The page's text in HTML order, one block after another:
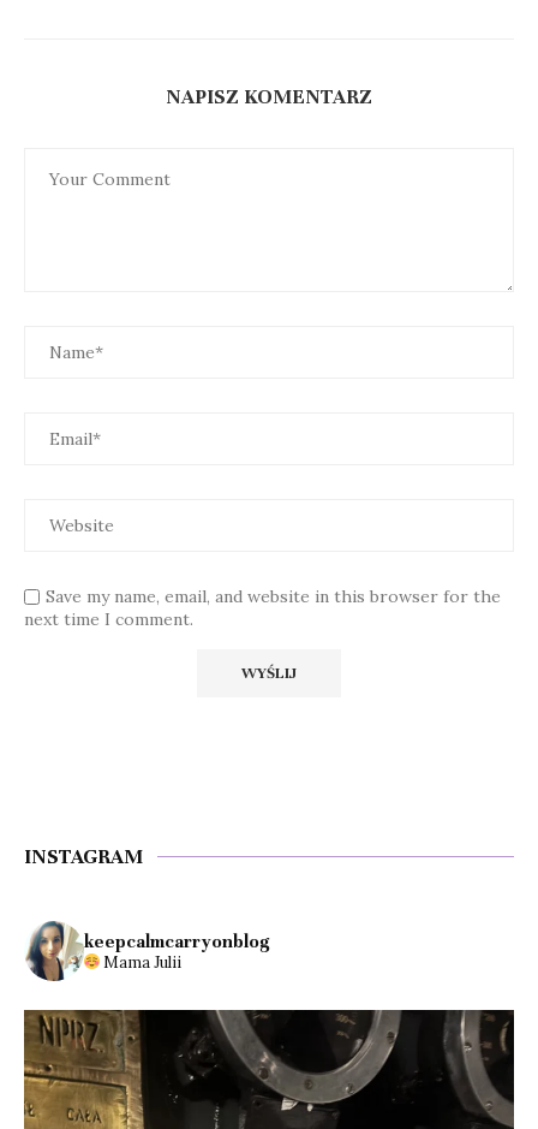
NAPISZ KOMENTARZ
Save my name, email, and website in this browser for the
next time I comment.
INSTAGRAM
keepcalmcarryonblog
Mama Julii